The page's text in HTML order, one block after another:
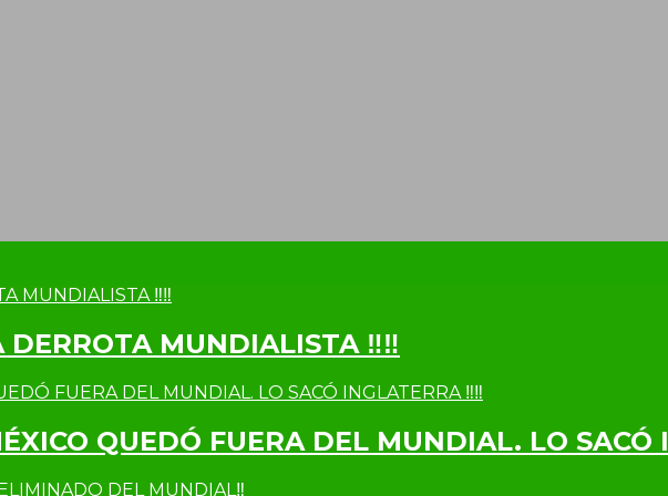
DERROTA MUNDIALISTA ‼‼
QUEDÓ FUERA DEL MUNDIAL. LO SACÓ